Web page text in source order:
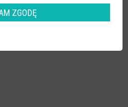
Prywatności.
ZGODĘ